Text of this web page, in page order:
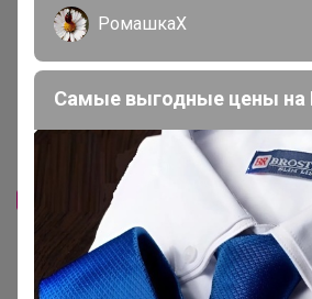
Дата обжарки 08.07.2026
2 320р
Кофе Бразилия Сантос 17/18
(шоколадное парфе с
ореховым кремом) 1000г,
Зерно
1
Кофе
РомашкаХ
Самые выгодные цены на